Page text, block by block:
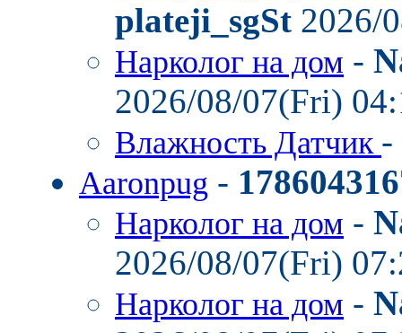
plateji_sgSt 2026/
Нарколог на дом -
2026/08/07(Fri)
Влажность Датчик -
Aaronpug -
Нарколог на дом -
2026/08/07(Fri)
Нарколог на дом -